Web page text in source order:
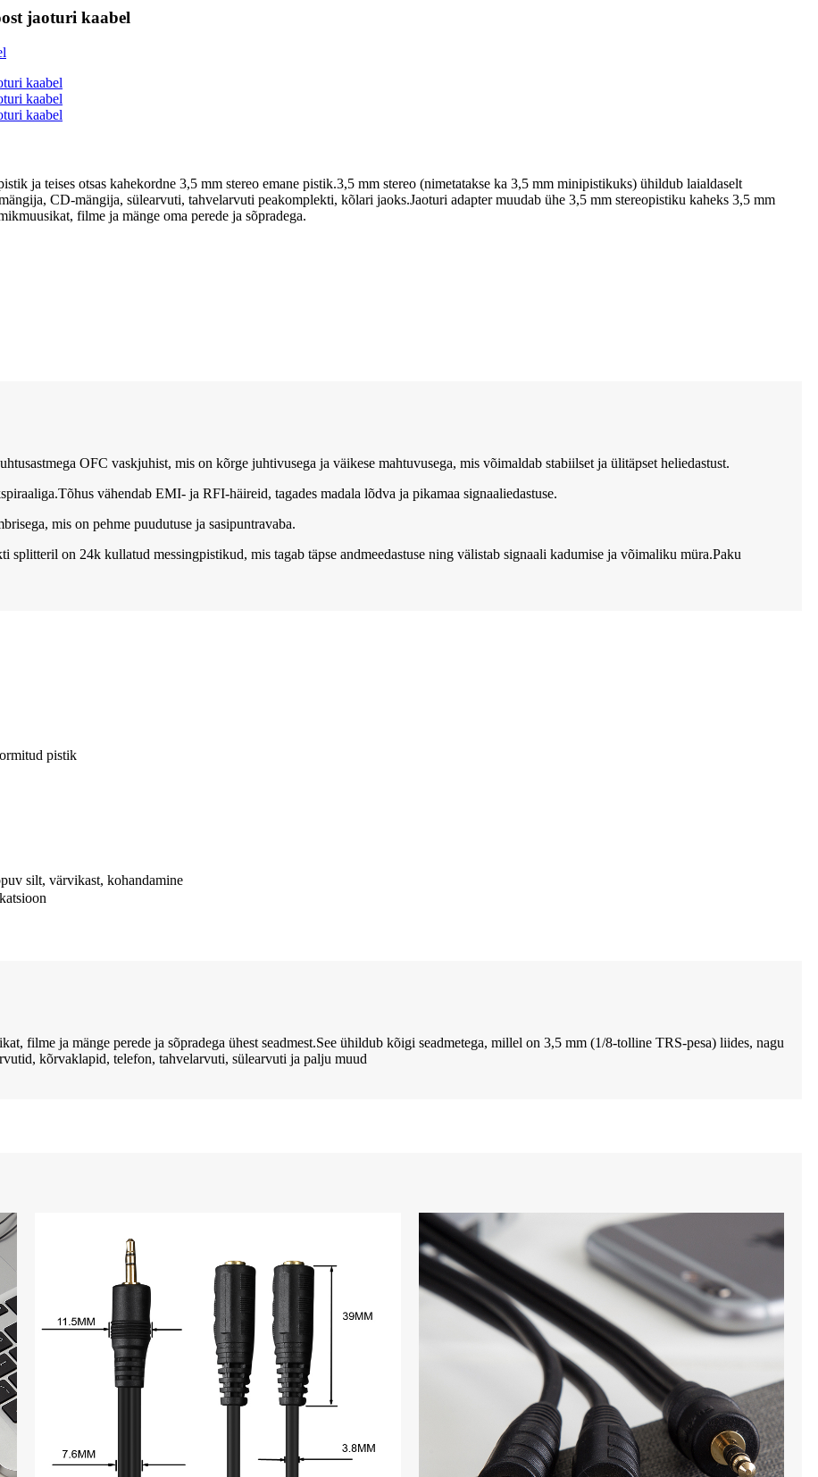
jaoturi kaabel
ja teises otsas kahekordne 3,5 mm stereo emane pistik.3,5 mm stereo (nimetatakse ka 3,5 mm minipistikuks) ühildub laialdaselt
CD-mängija, sülearvuti, tahvelarvuti peakomplekti, kõlari jaoks.Jaoturi adapter muudab ühe 3,5 mm stereopistiku kaheks 3,5 mm
filme ja mänge oma perede ja sõpradega.
OFC vaskjuhist, mis on kõrge juhtivusega ja väikese mahtuvusega, mis võimaldab stabiilset ja ülitäpset heliedastust.
vähendab EMI- ja RFI-häireid, tagades madala lõdva ja pikamaa signaaliedastuse.
mis on pehme puudutuse ja sasipuntravaba.
splitteril on 24k kullatud messingpistikud, mis tagab täpse andmeedastuse ning välistab signaali kadumise ja võimaliku müra.Paku
pistik
silt, värvikast, kohandamine
filme ja mänge perede ja sõpradega ühest seadmest.See ühildub kõigi seadmetega, millel on 3,5 mm (1/8-tolline TRS-pesa) liides, nagu
kõrvaklapid, telefon, tahvelarvuti, sülearvuti ja palju muud